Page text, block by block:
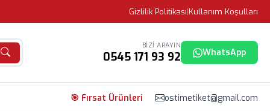
Gizlilik Politikası|Kullanım Koşulları
BIZI ARAYIN
0545 171 93 92 WhatsApp
🎯 Fırsat Ürünleri ostimetiket@gmail.com